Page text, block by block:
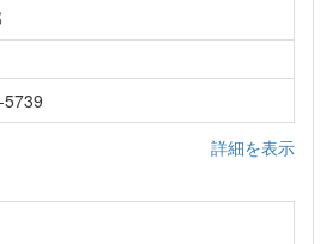
詳細を表示